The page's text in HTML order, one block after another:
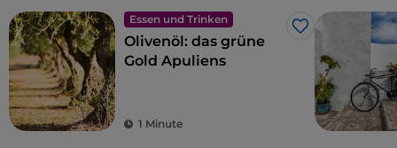
Essen und Trinken
Like
Olivenöl: das grüne
Gold Apuliens
1 Minute